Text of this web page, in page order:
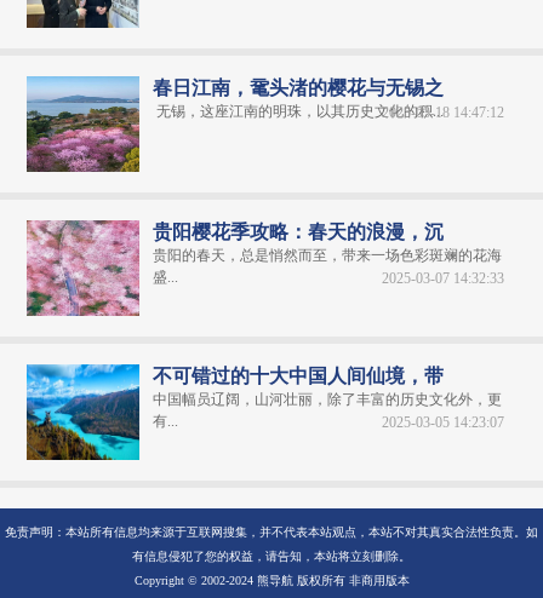
春日江南，鼋头渚的樱花与无锡之
无锡，这座江南的明珠，以其历史文化的积...2025-03-18 14:47:12
贵阳樱花季攻略：春天的浪漫，沉
贵阳的春天，总是悄然而至，带来一场色彩斑斓的花海
盛...
2025-03-07 14:32:33
不可错过的十大中国人间仙境，带
中国幅员辽阔，山河壮丽，除了丰富的历史文化外，更
有...
2025-03-05 14:23:07
免责声明：本站所有信息均来源于互联网搜集，并不代表本站观点，本站不对其真实合法性负责。如
有信息侵犯了您的权益，请告知，本站将立刻删除。
Copyright © 2002-2024 熊导航 版权所有 非商用版本